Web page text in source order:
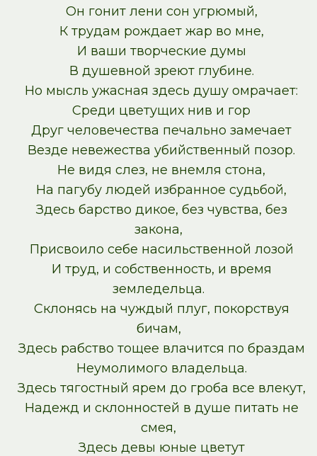
Он гонит лени сон угрюмый,
К трудам рождает жар во мне,
И ваши творческие думы
В душевной зреют глубине.
Но мысль ужасная здесь душу омрачает:
Среди цветущих нив и гор
Друг человечества печально замечает
Везде невежества убийственный позор.
Не видя слез, не внемля стона,
На пагубу людей избранное судьбой,
Здесь барство дикое, без чувства, без
закона,
Присвоило себе насильственной лозой
И труд, и собственность, и время
земледельца.
Склонясь на чуждый плуг, покорствуя
бичам,
Здесь рабство тощее влачится по браздам
Неумолимого владельца.
Здесь тягостный ярем до гроба все влекут,
Надежд и склонностей в душе питать не
смея,
Здесь девы юные цветут